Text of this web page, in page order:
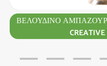
ΒΕΛΟΎΔΙΝΟ ΑΜΠΑΖΟΎΡ